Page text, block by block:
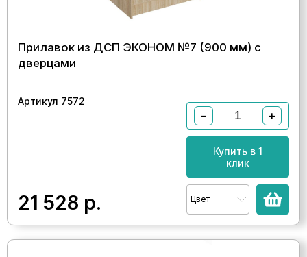
Прилавок из ДСП ЭКОНОМ №7 (900 мм) с
дверцами
Артикул 7572
21 528 р.
− +
Купить в 1
клик
Цвет